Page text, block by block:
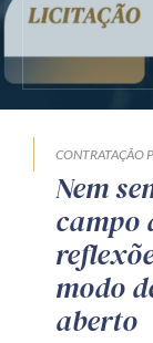
CONTRATAÇÃO
Nem
campo
modo
aberto